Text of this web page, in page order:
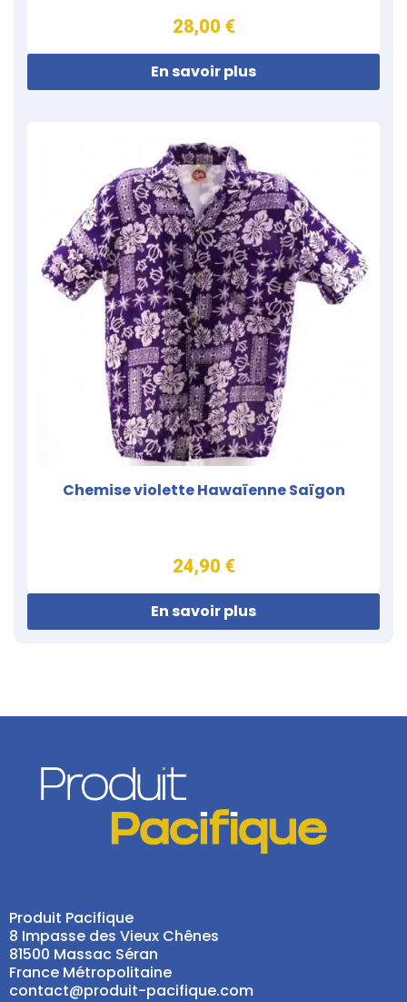
28,00 €
En savoir plus
Chemise violette Hawaïenne Saïgon
24,90 €
En savoir plus
Produit Pacifique
8 Impasse des Vieux Chênes
81500 Massac Séran
France Métropolitaine
contact@produit-pacifique.com